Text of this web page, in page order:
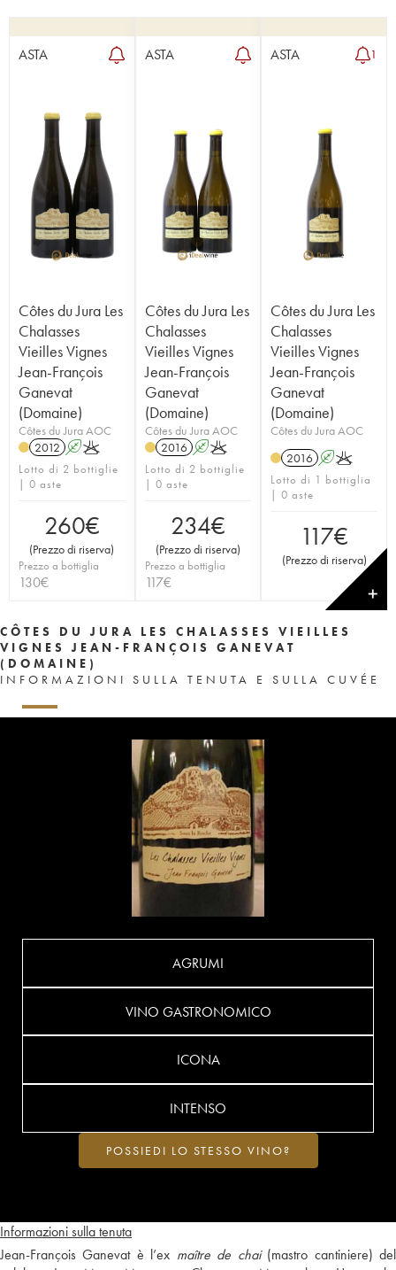
ASTA
Côtes du Jura Les
Chalasses
Vieilles Vignes
Jean-François
Ganevat
(Domaine)
Côtes du Jura AOC
2012 AK
Lotto di 2 bottiglie
| 0 aste
260€
(Prezzo di riserva)
Prezzo a bottiglia
130€
ASTA
Côtes du Jura Les
Chalasses
Vieilles Vignes
Jean-François
Ganevat
(Domaine)
Côtes du Jura AOC
2016 AK
Lotto di 2 bottiglie
| 0 aste
234€
(Prezzo di riserva)
Prezzo a bottiglia
117€
ASTA 1
Côtes du Jura Les
Chalasses
Vieilles Vignes
Jean-François
Ganevat
(Domaine)
Côtes du Jura AOC
2016 AK
Lotto di 1 bottiglia
| 0 aste
117€
(Prezzo di riserva)
✕
CÔTES DU JURA LES CHALASSES VIEILLES
VIGNES JEAN-FRANÇOIS GANEVAT
(DOMAINE)
INFORMAZIONI SULLA TENUTA E SULLA CUVÉE
Informazioni sulla tenuta
Jean-François Ganevat è l’ex maître de chai(mastro cantiniere) del
AGRUMI
VINO GASTRONOMICO
ICONA
INTENSO
POSSIEDI LO STESSO VINO?